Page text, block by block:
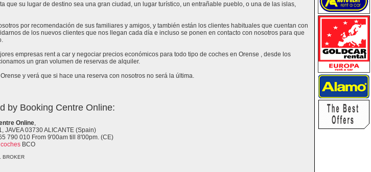
que su lugar de destino sea una gran ciudad, un lugar turístico, un entrañable pueblo, o una de las islas,
por recomendación de sus familiares y amigos, y también están los clientes habituales que cuentan con
de los nuevos clientes que nos llegan cada día e incluso se ponen en contacto con nosotros para que
empresas rent a car y negociar precios económicos para todo tipo de coches en Orense , desde los
un gran volumen de reservas de alquiler.
y verá que si hace una reserva con nosotros no será la última.
by Booking Centre Online:
Online,
JAVEA 03730 ALICANTE (Spain)
790 010 From 9'00am till 8'00pm. (CE)
BCO
BROKER